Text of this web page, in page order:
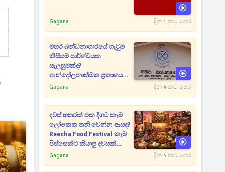
Gagana දින 1 කට පෙර
මහර බන්ධනාගාරයේ ගැටුම
කිසියම් පාර්ශ්වයක
සැලසුමක්ද?
ආන්දෝලනාත්මක ප්‍රකාශයක්
එළියට [VIDEO]
Gagana දින 4 කට පෙර
දවස් හතරක් එක දිගට කෑම
ලෝකෙක තනි වෙන්න ආසද?
Reecha Food Festival කෑම
පිස්සෙක්ට කියාපු දවසක්
මෙන්න
Gagana දින 4 කට පෙර